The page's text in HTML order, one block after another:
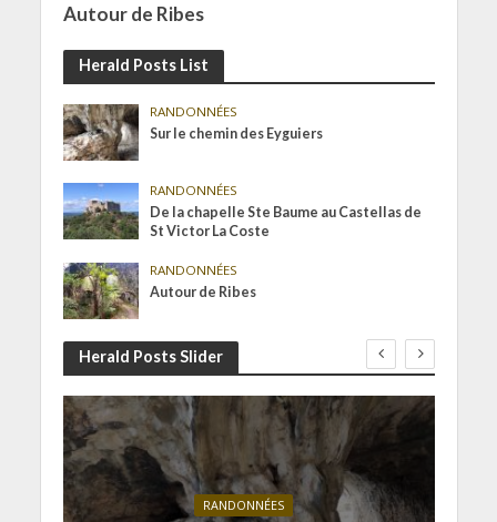
Autour de Ribes
Herald Posts List
RANDONNÉES
Sur le chemin des Eyguiers
RANDONNÉES
De la chapelle Ste Baume au Castellas de
St Victor La Coste
RANDONNÉES
Autour de Ribes
Herald Posts Slider
RANDONNÉES